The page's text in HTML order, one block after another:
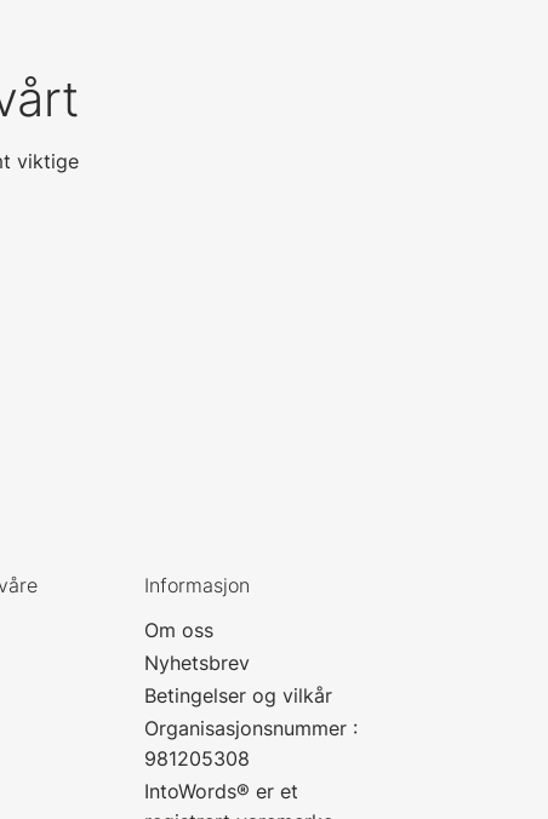
viktige
Informasjon
Om oss
Nyhetsbrev
Betingelser og vilkår
Organisasjonsnummer :
981205308
IntoWords® er et